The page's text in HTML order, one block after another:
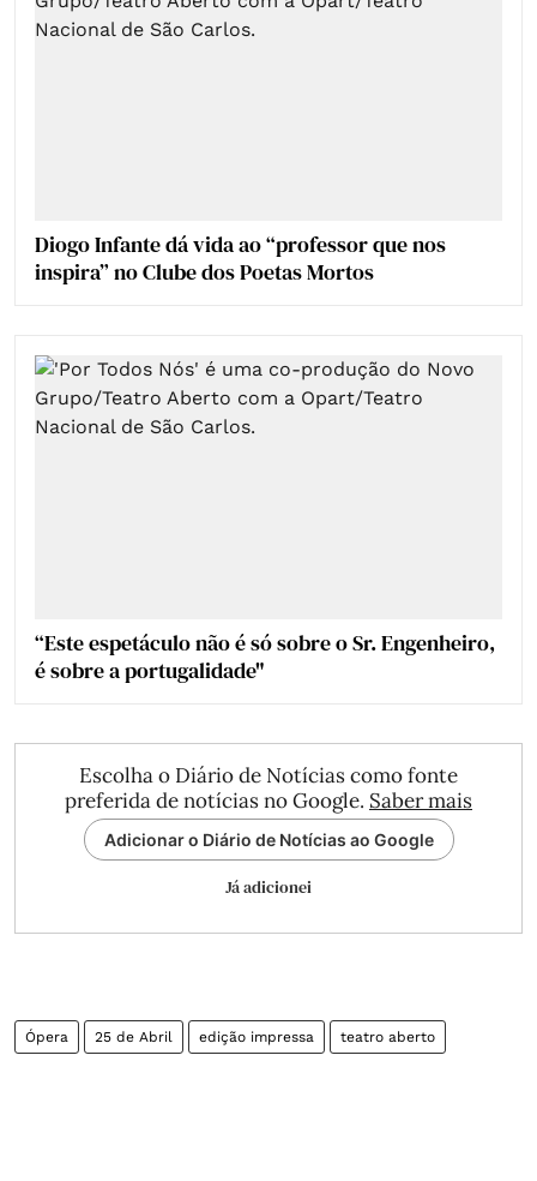
Diogo Infante dá vida ao “professor que nos
inspira” no Clube dos Poetas Mortos
“Este espetáculo não é só sobre o Sr. Engenheiro,
é sobre a portugalidade"
Escolha o Diário de Notícias como fonte
preferida de notícias no Google. Saber mais
Adicionar o Diário de Notícias ao Google
Já adicionei
Ópera 25 de Abril edição impressa teatro aberto